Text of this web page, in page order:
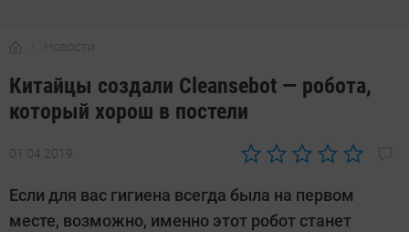
Новости
Китайцы создали Cleansebot — робота,
который хорош в постели
01.04.2019
Автор:
Воробьев
Если для вас гигиена всегда была на первом
месте, возможно, именно этот робот станет